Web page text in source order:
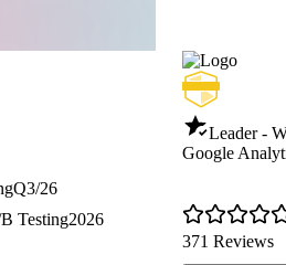
Q3/26
Testing2026
Leader -
Google
371 Reviews